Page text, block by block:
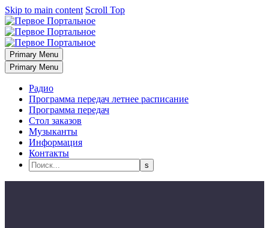
Skip to main content Scroll Top
Primary Menu
Primary Menu
Радио
Программа передач летнее расписание
Программа передач
Стол заказов
Музыканты
Информация
Контакты